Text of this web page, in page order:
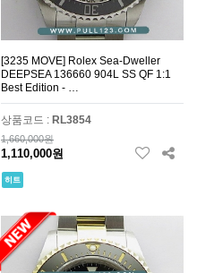
[3235 MOVE] Rolex Sea-Dweller
DEEPSEA 136660 904L SS QF 1:1
Best Edition - …
상품코드 : RL3854
1,660,000원
1,110,000원
히트